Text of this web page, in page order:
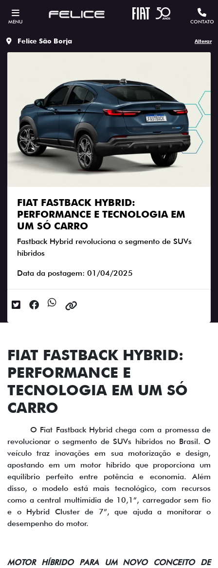
MENU CONTATO
Felice São Borja Alterar
FIAT FASTBACK HYBRID:
PERFORMANCE E TECNOLOGIA EM
UM SÓ CARRO
Fastback Hybrid revoluciona o segmento de SUVs
híbridos
Data da postagem: 01/04/2025
FIAT FASTBACK HYBRID:
PERFORMANCE E
TECNOLOGIA EM UM SÓ
CARRO
O Fiat Fastback Hybrid chega com a promessa de
revolucionar o segmento de SUVs híbridos no Brasil. O
veículo traz inovações em sua motorização e design,
apostando em um motor híbrido que proporciona um
equilíbrio perfeito entre potência e economia. Além
disso, o modelo está mais tecnológico, com recursos
como a central multimídia de 10,1”, carregador sem fio
e o Hybrid Cluster de 7”, que ajuda a monitorar o
desempenho do motor.
MOTOR HÍBRIDO PARA UM NOVO CONCEITO DE